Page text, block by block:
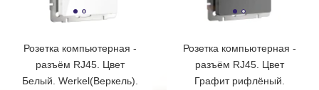
Розетка компьютерная -
разъём RJ45. Цвет
Белый. Werkel(Веркель).
Розетка компьютерная -
разъём RJ45. Цвет
Графит рифлёный.